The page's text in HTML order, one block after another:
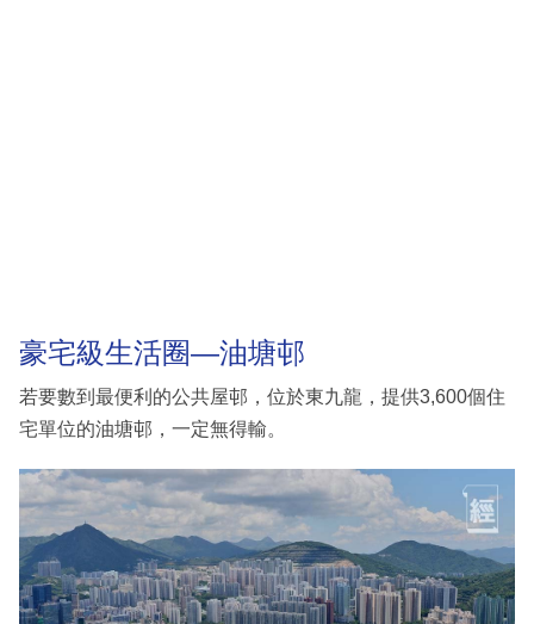
豪宅級生活圈—油塘邨
若要數到最便利的公共屋邨，位於東九龍，提供3,600個住
宅單位的油塘邨，一定無得輸。